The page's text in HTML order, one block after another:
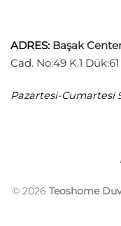
ADRES: Başak
Cad. No:49 K.1
Pazartesi-Cumartesi
© 2026 Teoshome